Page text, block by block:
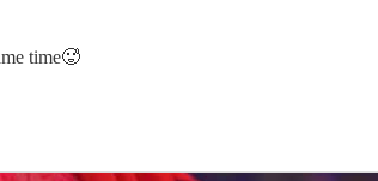
time🥵